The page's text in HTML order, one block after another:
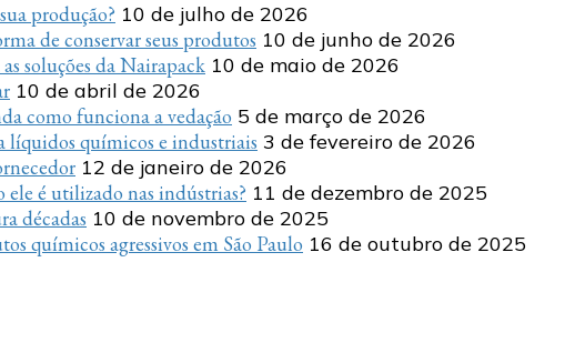
produção? 10 de julho de 2026
de conservar seus produtos 10 de junho de 2026
soluções da Nairapack 10 de maio de 2026
10 de abril de 2026
como funciona a vedação 5 de março de 2026
líquidos químicos e industriais 3 de fevereiro de 2026
12 de janeiro de 2026
é utilizado nas indústrias? 11 de dezembro de 2025
décadas 10 de novembro de 2025
químicos agressivos em São Paulo 16 de outubro de 2025